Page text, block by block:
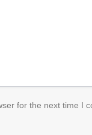
for the next time I